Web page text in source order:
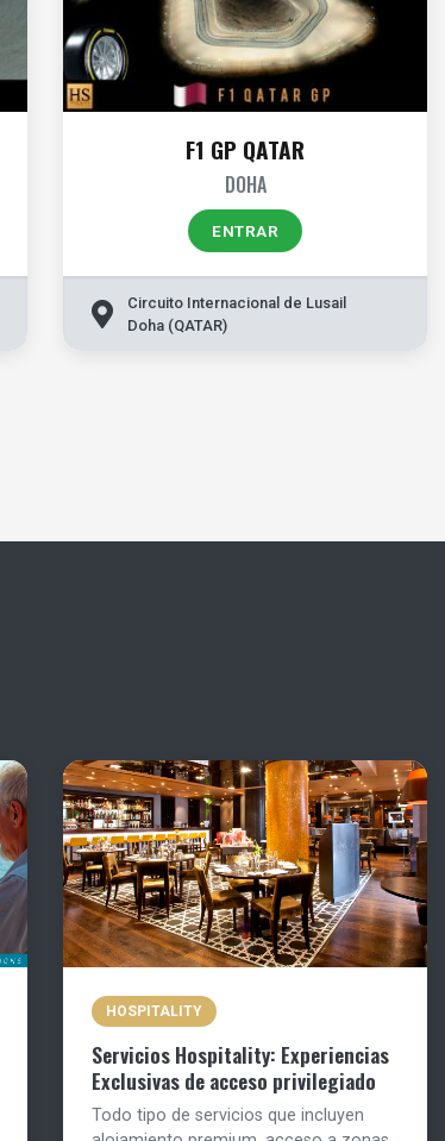
F1 GP QATAR
DOHA
ENTRAR
Circuito Internacional de Lusail
Doha (QATAR)
HOSPITALITY
Servicios Hospitality: Experiencias
Exclusivas de acceso privilegiado
Todo tipo de servicios que incluyen